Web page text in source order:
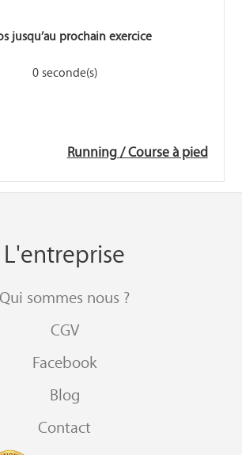
jusqu’au prochain exercice
0 seconde(s)
Running / Course à pied
L'entreprise
Qui sommes nous ?
CGV
Facebook
Blog
Contact